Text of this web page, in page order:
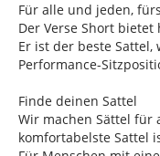
Für alle und jeden,
Der Verse Short
Er ist der beste
Performance-
Finde deinen Sattel
Wir machen Sättel für
komfortabelste Sattel